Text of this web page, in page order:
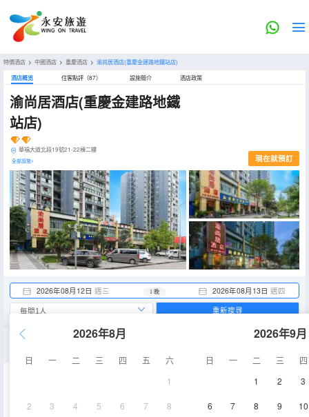
特價酒店 > 中國酒店 > 重慶酒店 > 渝尚居酒店(重慶金建路地鐵站店)
酒店概览 住客點評（87） 設施簡介 酒店政策
渝尚居酒店(重慶金建路地鐵
站店)
華福大道北段19號21-22棟二樓
全部設施> 現在就預訂
2026年08月12日 週三 2026年08月13日 週四
1 晚
2026年8月
日 一 二 三 四 五
六
1
2 3 4 5 6 7 8
2026年9月
日 一 二 三
四
1
2 3
6 7 8 9 10
重新搜尋
空調